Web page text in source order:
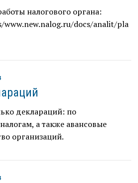
налогового органа:
docs/analit/pla
деклараций: по
а также авансовые
организаций.